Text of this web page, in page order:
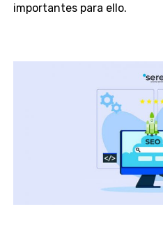
importantes para ello.